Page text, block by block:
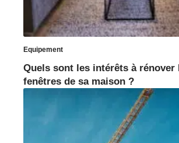
Equipement
Quels sont les intérêts à rénover
fenêtres de sa maison ?